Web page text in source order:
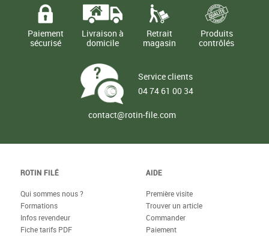
Paiement
sécurisé
Livraison à
domicile
Retrait
magasin
Produits
contrôlés
Service clients
04 74 61 00 34
contact@rotin-file.com
ROTIN FILÉ
Qui sommes nous ?
Formations
Infos revendeur
Fiche tarifs PDF
AIDE
Première visite
Trouver un article
Commander
Paiement